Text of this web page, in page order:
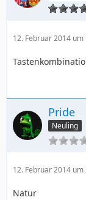
12. Februar 2014 um
Pride
Neuling
12. Februar 2014 um
Natur